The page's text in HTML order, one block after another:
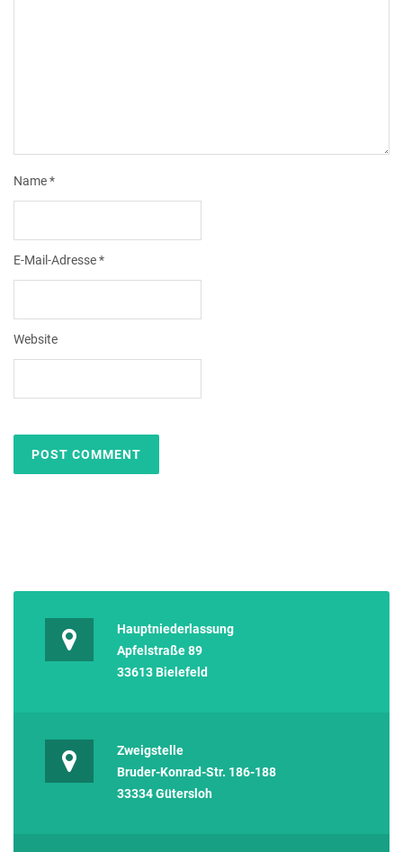
Name*
E-Mail-Adresse*
Website
Hauptniederlassung
Apfelstraße 89
33613 Bielefeld
Zweigstelle
Bruder-Konrad-Str. 186-188
33334 Gütersloh